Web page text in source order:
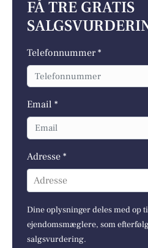
FÅ TRE GRATIS
Telefonnummer *
Email *
Adresse *
Adresse
Dine oplysninger deles med op
ejendomsmæglere, som
salgsvurdering.